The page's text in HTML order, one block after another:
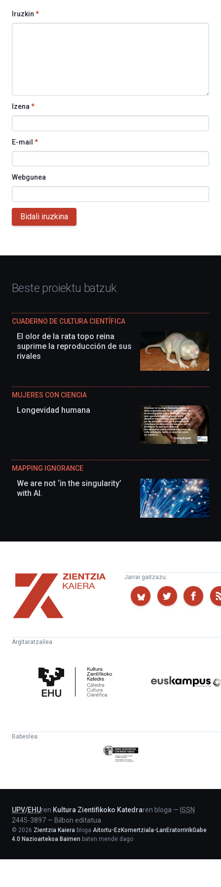
Iruzkin *
Izena*
E-mail *
Webgunea
Bidali iruzkina
Beste proiektu batzuk
CUADERNO DE CULTURA CIENTÍFICA
El olor de la rata topo reina
suprime la reproducción de sus
rivales
MUJERES CON CIENCIA
Longevidad humana
MAPPING IGNORANCE
We are not ‘in the singularity’
with AI.
Zientzia
Kaiera
Jarrai gaitzazu:
Argitaratzailea:
Zientifikoko
Katedra
Babeslea:
Eusko
Jaurlaritza
UPV/EHUren Kultura Zientifikoko Katedraren bloga — ISSN
2445-3897 — Bilbon editatua
© 2026 Zientzia Kaiera bloga Aitortu-EzKomertziala-LanEratorririkGabe
4.0 Nazioartekoa Baimen baten mende dago